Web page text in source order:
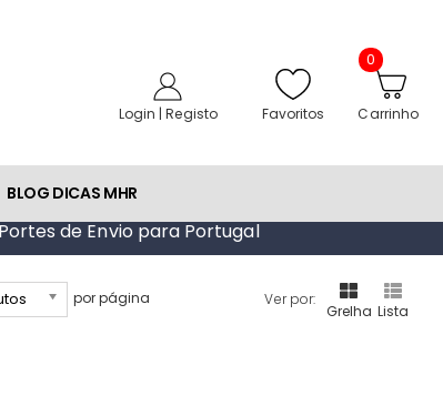
Login | Registo Favoritos
0
Carrinho
BLOG DICAS MHR
de Envio para Portugal
por página Ver por:
Grelha Lista